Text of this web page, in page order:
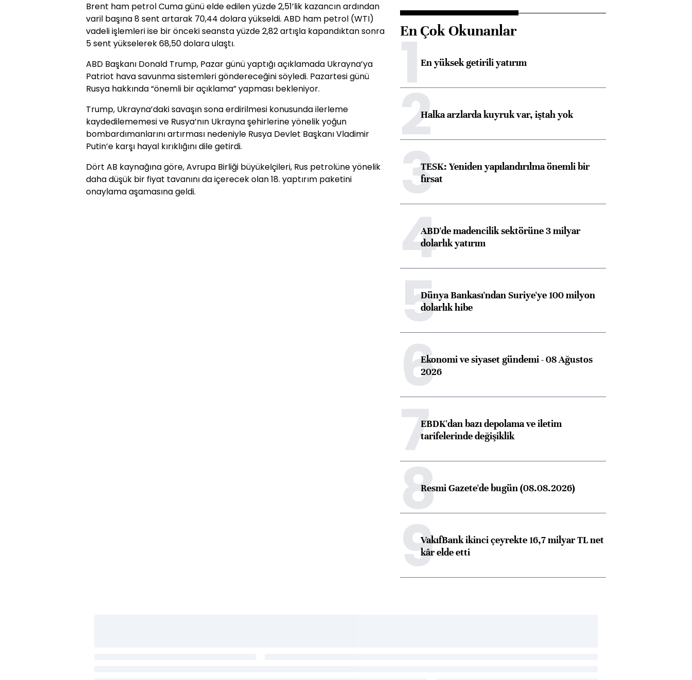
Brent ham petrol Cuma günü elde edilen yüzde 2,51’lik kazancın ardından
varil başına 8 sent artarak 70,44 dolara yükseldi. ABD ham petrol (WTI)
vadeli işlemleri ise bir önceki seansta yüzde 2,82 artışla kapandıktan sonra
5 sent yükselerek 68,50 dolara ulaştı.
ABD Başkanı Donald Trump, Pazar günü yaptığı açıklamada Ukrayna’ya
Patriot hava savunma sistemleri göndereceğini söyledi. Pazartesi günü
Rusya hakkında “önemli bir açıklama” yapması bekleniyor.
Trump, Ukrayna’daki savaşın sona erdirilmesi konusunda ilerleme
kaydedilememesi ve Rusya’nın Ukrayna şehirlerine yönelik yoğun
bombardımanlarını artırması nedeniyle Rusya Devlet Başkanı Vladimir
Putin’e karşı hayal kırıklığını dile getirdi.
Dört AB kaynağına göre, Avrupa Birliği büyükelçileri, Rus petrolüne yönelik
daha düşük bir fiyat tavanını da içerecek olan 18. yaptırım paketini
onaylama aşamasına geldi.
En Çok Okunanlar
1En yüksek getirili yatırım
2Halka arzlarda kuyruk var, iştah yok
3TESK: Yeniden yapılandırılma önemli bir
fırsat
4ABD'de madencilik sektörüne 3 milyar
dolarlık yatırım
5Dünya Bankası'ndan Suriye'ye 100 milyon
dolarlık hibe
6Ekonomi ve siyaset gündemi - 08 Ağustos
2026
7EBDK'dan bazı depolama ve iletim
tarifelerinde değişiklik
8Resmi Gazete'de bugün (08.08.2026)
9VakıfBank ikinci çeyrekte 16,7 milyar TL net
kâr elde etti